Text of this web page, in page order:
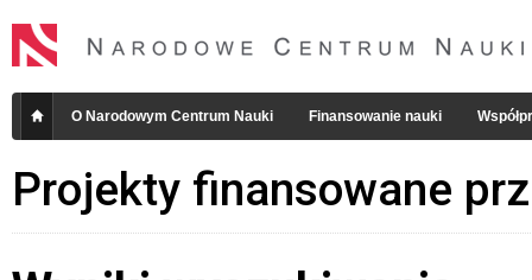
O Narodowym Centrum Nauki Finansowanie nauki
Projekty finansowane